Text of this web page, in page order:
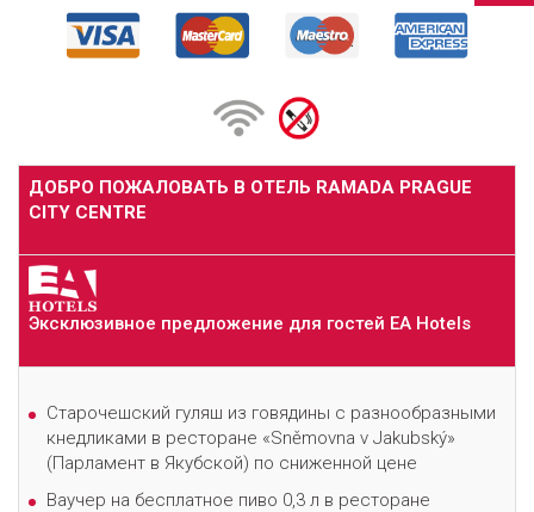
ДОБРО ПОЖАЛОВАТЬ В ОТЕЛЬ RAMADA PRAGUE
CITY CENTRE
Эксклюзивное предложение для гостей EA Hotels
Cтарочешский гуляш из говядины с разнообразными
кнедликами в ресторане «Sněmovna v Jakubský»
(Парламент в Якубской) по сниженной цене
Ваучер на бесплатное пиво 0,3 л в ресторане